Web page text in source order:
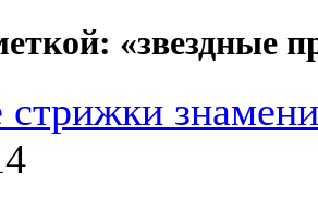
«звездные
стрижки